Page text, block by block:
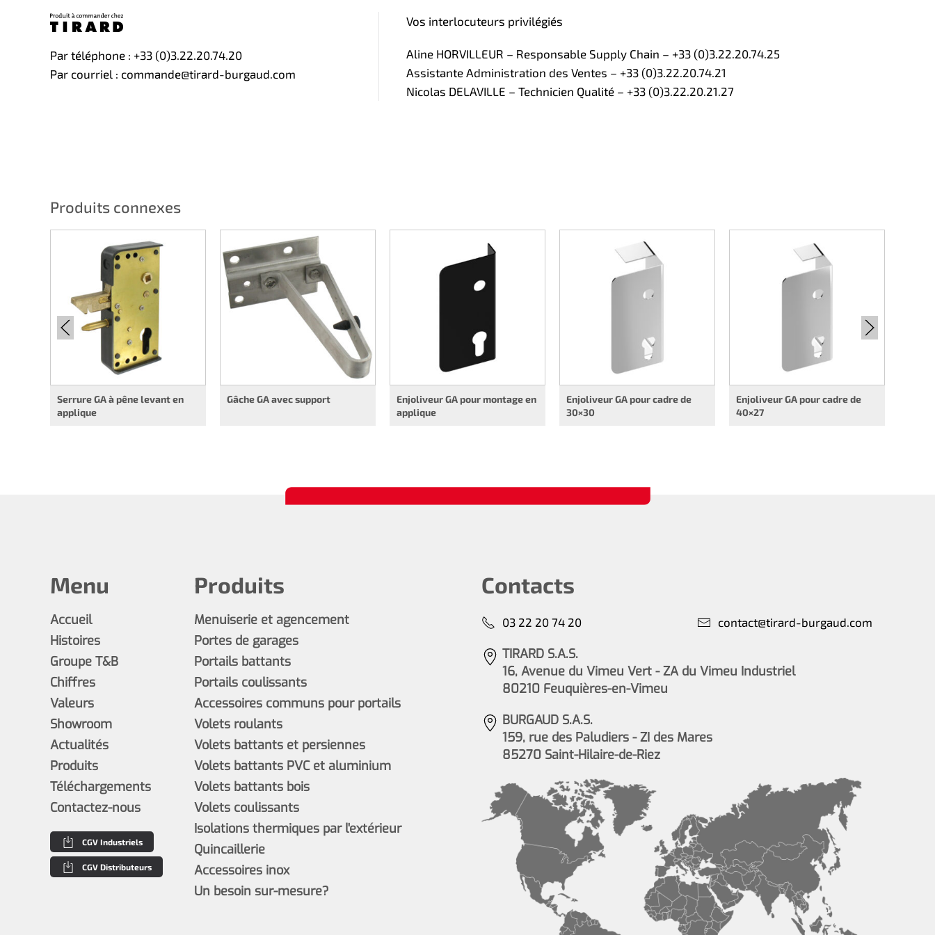
Par téléphone : +33 (0)3.22.20.74.20
Par courriel : commande@tirard-burgaud.com
Vos interlocuteurs privilégiés
Aline HORVILLEUR – Responsable Supply Chain – +33 (0)3.22.20.74.25
Assistante Administration des Ventes – +33 (0)3.22.20.74.21
Nicolas DELAVILLE – Technicien Qualité – +33 (0)3.22.20.21.27
Produits connexes
Serrure GA à pêne levant en
applique
Gâche GA avec support
Enjoliveur GA pour montage en
applique
Enjoliveur GA pour cadre de
30×30
Enjoliveur GA pour cadre de
40×27
Produits
Menuiserie et agencement
Portes de garages
Portails battants
Portails coulissants
Accessoires communs pour portails
Volets roulants
Volets battants et persiennes
Volets battants PVC et aluminium
Volets battants bois
Volets coulissants
Isolations thermiques par l'extérieur
Quincaillerie
Accessoires inox
Un besoin sur-mesure?
Menu
Accueil
Histoires
Groupe T&B
Chiffres
Valeurs
Showroom
Actualités
Produits
Téléchargements
Contactez-nous
CGV Industriels
CGV Distributeurs
Contacts
03 22 20 74 20 contact@tirard-burgaud.com
TIRARD S.A.S.
16, Avenue du Vimeu Vert - ZA du Vimeu Industriel
80210 Feuquières-en-Vimeu
BURGAUD S.A.S.
159, rue des Paludiers - ZI des Mares
85270 Saint-Hilaire-de-Riez